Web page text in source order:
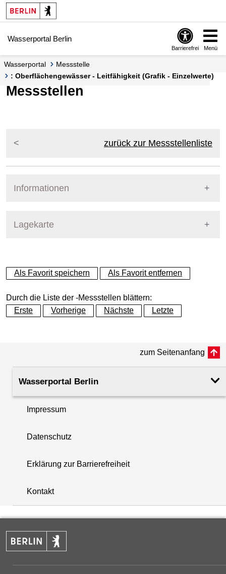
Springe zur Navigation
Springe zum Inhalt
Wasserportal Berlin
Barrierefrei Menü
Wasserportal
Messstelle
: Oberflächengewässer - Leitfähigkeit (Grafik - Einzelwerte)
Messstellen
zurück zur Messstellenliste
Informationen
Lagekarte
+
−
+
−
Als Favorit speichern Als Favorit entfernen
Durch die Liste der -Messstellen blättern:
Erste
Vorherige Nächste Letzte
zum Seitenanfang
Wasserportal Berlin
Impressum
Datenschutz
Erklärung zur Barrierefreiheit
Kontakt